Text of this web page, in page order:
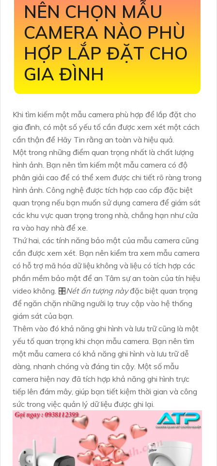
NÊN CHỌN MẪU
CAMERA NÀO PHÙ
HỢP LẮP ĐẶT CHO
GIA ĐÌNH
Khi tìm kiếm một mẫu camera phù hợp để lắp đặt cho
gia đình, có một số yếu tố cần được xem xét một cách
cẩn thận để Hãy Tin rằng an toàn và hiệu quả.
Một trong những điểm quan trọng nhất là chất lượng
hình ảnh. Bạn nên tìm kiếm một mẫu camera có độ
phân giải cao để có thể xem được chi tiết rõ ràng trong
hình ảnh. Công nghệ được tích hợp cao cấp đặc biệt
quan trọng nếu bạn muốn sử dụng camera để giám sát
các khu vực quan trọng trong nhà, chẳng hạn như cửa
ra vào hay nhà để xe.
Thứ hai, các tính năng bảo mật của mẫu camera cũng
cần được xem xét. Bạn nên kiểm tra xem mẫu camera
có hỗ trợ mã hóa dữ liệu không và liệu có tích hợp các
phần mềm bảo mật để an Tâm sự an toàn của tín hiệu
video không. 🎛Nét ấn tượng nàyđặc biệt quan trọng
để ngăn chặn những người lạ truy cập vào hệ thống
giám sát của bạn.
Thêm vào đó khả năng ghi hình và lưu trữ cũng là một
yếu tố quan trọng khi chọn mẫu camera. Bạn nên tìm
một mẫu camera có khả năng ghi hình và lưu trữ dễ
dàng, nhanh chóng và đáng tin cậy. Một số mẫu
camera hiện nay đã tích hợp khả năng ghi hình trực
tiếp lên đám mây, giúp bạn tiết kiệm thời gian và công
sức trong việc quản lý dữ liệu được ghi lại.